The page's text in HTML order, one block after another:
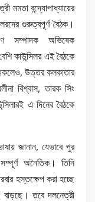
মমতা বন্দ্যোপাধ্যায়ের
গুরুত্বপূর্ণ বৈঠক।
সম্পাদক অভিষেক
কাউন্সিলর এই বৈঠকে
উত্তর কলকাতার
বিশ্বাস, তারক সিং
এ দিনের বৈঠকে
জানান, যেভাবে পুর
অনৈতিক। তিনি
হস্তক্ষেপ করা হচ্ছে
বাড়ছে। তবে দলনেত্রী